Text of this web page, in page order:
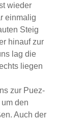
wieder
einmalig
Steig
hinauf zur
lag die
liegen
zur Puez-
den
Auch der